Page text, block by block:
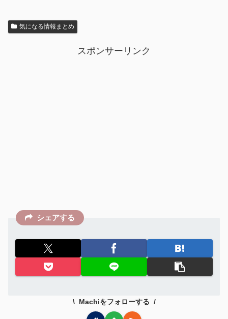
気になる情報まとめ
スポンサーリンク
シェアする
Machiをフォローする